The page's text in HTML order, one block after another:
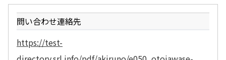
問い合わせ連絡先
https://test-